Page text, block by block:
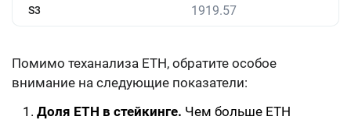
S3 1919.57
Помимо теханализа ETH, обратите особое
внимание на следующие показатели:
Доля ETH в стейкинге. Чем больше ETH